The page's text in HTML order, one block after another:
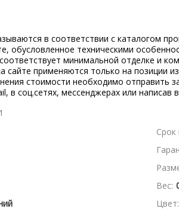
в соответствии с каталогом
обусловленное техническими
минимальной отделке и
сайте применяются только на позиции
стоимости необходимо отправить
в соц.сетях, мессенджерах или написав
Срок
Вес:
Цвет: